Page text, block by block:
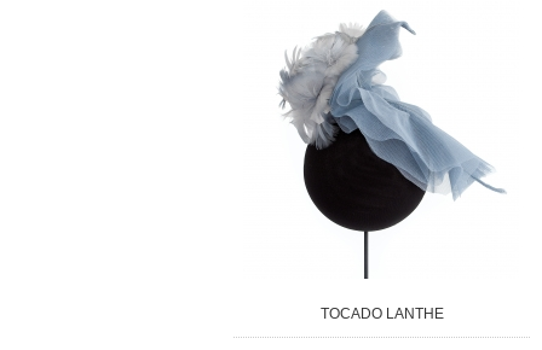
TOCADO LANTHE